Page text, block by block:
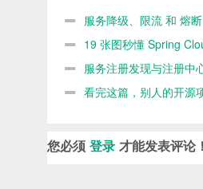
服务降级、限流 和 熔断
19 张图秒懂 Spring
服务注册发现与注册中
看完这篇，别人的开源
您必须 登录 才能发表评论！